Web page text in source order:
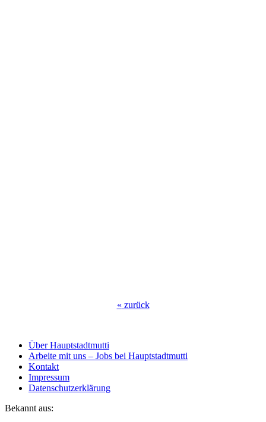
« zurück
Über Hauptstadtmutti
Arbeite mit uns – Jobs bei Hauptstadtmutti
Kontakt
Impressum
Datenschutzerklärung
Bekannt aus: